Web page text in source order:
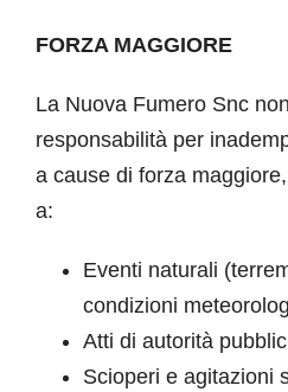
FORZA MAGGIORE
La Nuova Fumero Snc
responsabilità per
a cause di forza
a:
Eventi naturali
condizioni
Atti di autorità
Scioperi e agitazioni